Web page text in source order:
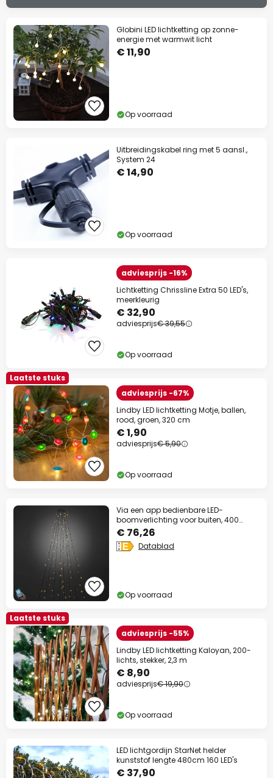
Globini LED lichtketting op zonne-
energie met warmwit licht
€ 11,90
Op voorraad
Uitbreidingskabel ring met 5 aansl.,
System 24
€ 14,90
Op voorraad
adviesprijs -16%
Lichtketting Chrissline Extra 50 LED's,
meerkleurig
€ 32,90
adviesprijs€ 39,55
Op voorraad
Laatste stuks
adviesprijs -67%
Lindby LED lichtketting Motje, ballen,
rood, groen, 320 cm
€ 1,90
adviesprijs€ 5,90
Op voorraad
Via een app bedienbare LED-
boomverlichting voor buiten, 400
lampjes
€ 76,26
Datablad
Op voorraad
Laatste stuks
adviesprijs -55%
Lindby LED lichtketting Kaloyan, 200-
lichts, stekker, 2,3 m
€ 8,90
adviesprijs€ 19,90
Op voorraad
LED lichtgordijn StarNet helder
kunststof lengte 480cm 160 LED's
€ 37,90